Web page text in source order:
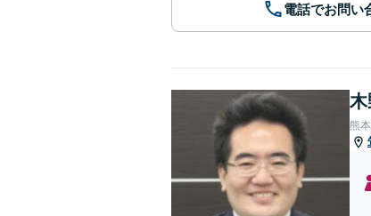
電話でお問い
熊